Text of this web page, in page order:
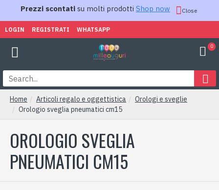
Prezzi scontati su molti prodotti Shop now Close
LOGIN REGISTRATI WHATSAPP
0
Home Articoli regalo e oggettistica
Orologi e sveglie
Orologio sveglia pneumatici cm15
OROLOGIO SVEGLIA
PNEUMATICI CM15